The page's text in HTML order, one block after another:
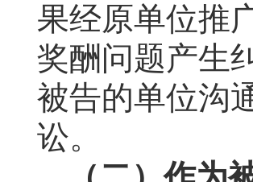
果经原单位推
奖酬问题产生
被告的单位沟
讼。